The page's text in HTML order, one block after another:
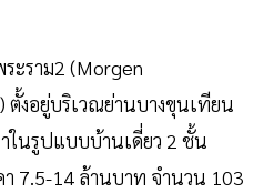
ะราม2 (Morgen
ตั้งอยู่บริเวณย่านบางขุนเทียน
นรูปแบบบ้านเดี่ยว 2 ชั้น
า 7.5-14 ล้านบาท จำนวน 103